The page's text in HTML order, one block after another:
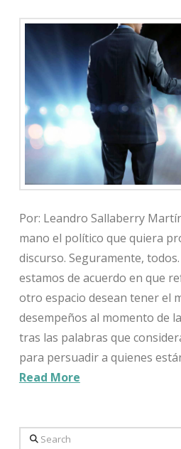
Por: Leandro Sallaberry
mano el político que quiera
discurso. Seguramente,
estamos de acuerdo en que
otro espacio desean tener el
desempeños al momento de
tras las palabras que
para persuadir a quienes
Read More
Search